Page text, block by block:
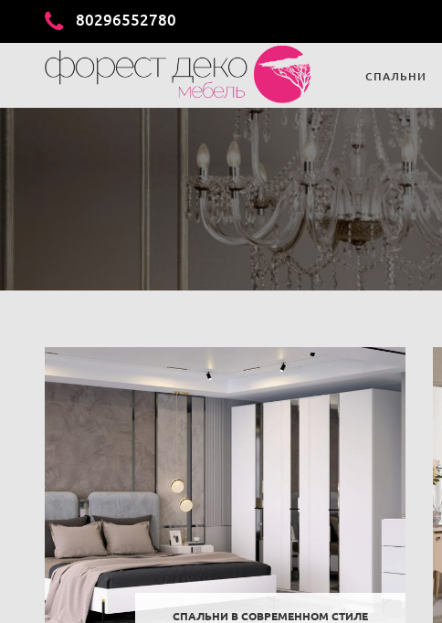
80296552780
СПАЛЬНИ
СПАЛЬНИ В СОВРЕМЕННОМ СТИЛЕ